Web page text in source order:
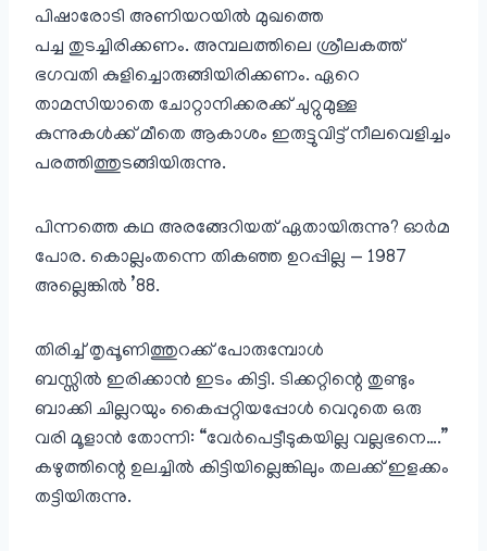
പിഷാരോടി അണിയറയിൽ മുഖത്തെ
പച്ച തുടച്ചിരിക്കണം. അമ്പലത്തിലെ ശ്രീലകത്ത്
ഭഗവതി കുളിച്ചൊരുങ്ങിയിരിക്കണം. ഏറെ
താമസിയാതെ ചോറ്റാനിക്കരക്ക് ചുറ്റുമുള്ള
കുന്നുകൾക്ക് മീതെ ആകാശം ഇരുട്ടുവിട്ട് നീലവെളിച്ചം
പരത്തിത്തുടങ്ങിയിരുന്നു.
പിന്നത്തെ കഥ അരങ്ങേറിയത് ഏതായിരുന്നു? ഓർമ
പോര. കൊല്ലംതന്നെ തികഞ്ഞ ഉറപ്പില്ല — 1987
അല്ലെങ്കിൽ ’88.
തിരിച്ച് തൃപ്പൂണിത്തുറക്ക് പോരുമ്പോൾ
ബസ്സിൽ ഇരിക്കാൻ ഇടം കിട്ടി. ടിക്കറ്റിന്റെ തുണ്ടും
ബാക്കി ചില്ലറയും കൈപ്പറ്റിയപ്പോൾ വെറുതെ ഒരു
വരി മൂളാൻ തോന്നി: “വേർപെട്ടീടുകയില്ല വല്ലഭനെ….”
കഴുത്തിന്റെ ഉലച്ചിൽ കിട്ടിയില്ലെങ്കിലും തലക്ക് ഇളക്കം
തട്ടിയിരുന്നു.